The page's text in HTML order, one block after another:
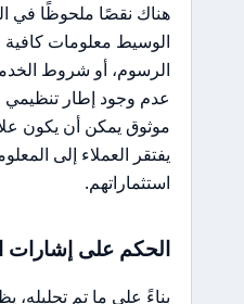
هناك نقصًا ملحوظًا في
الوسيط معلومات
الرسوم، أو شروط
عدم وجود إطار تنظيمي
موثوق يمكن أن يكون
يفتقر العملاء إلى
استثماراتهم.
الحكم على إشارات